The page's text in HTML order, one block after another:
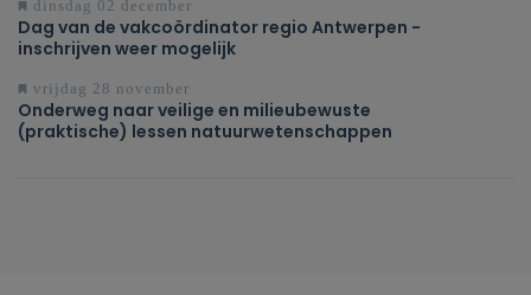
dinsdag 02 december
Dag van de vakcoördinator regio Antwerpen -
inschrijven weer mogelijk
vrijdag 28 november
Onderweg naar veilige en milieubewuste
(praktische) lessen natuurwetenschappen